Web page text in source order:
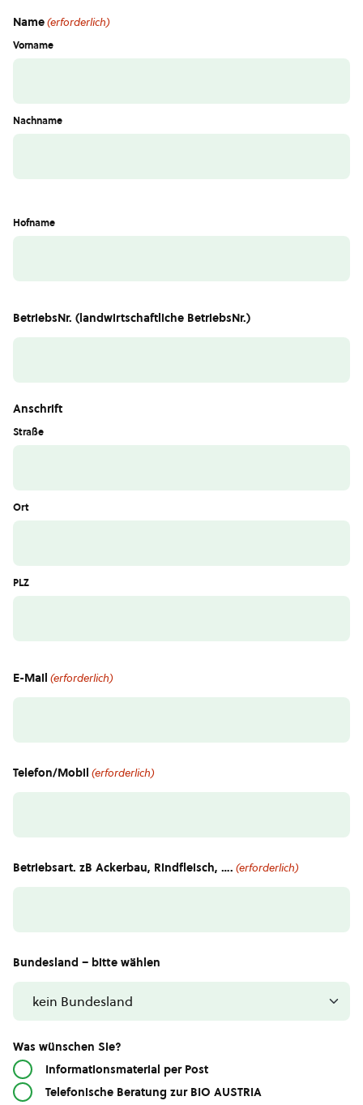
Name(erforderlich)
Vorname
Nachname
Hofname
BetriebsNr. (landwirtschaftliche BetriebsNr.)
Anschrift
Straße
Ort
PLZ
E-Mail (erforderlich)
Telefon/Mobil (erforderlich)
Betriebsart. zB Ackerbau, Rindfleisch, …. (erforderlich)
Bundesland – bitte wählen
Was wünschen Sie?
Informationsmaterial per Post
Telefonische Beratung zur BIO AUSTRIA